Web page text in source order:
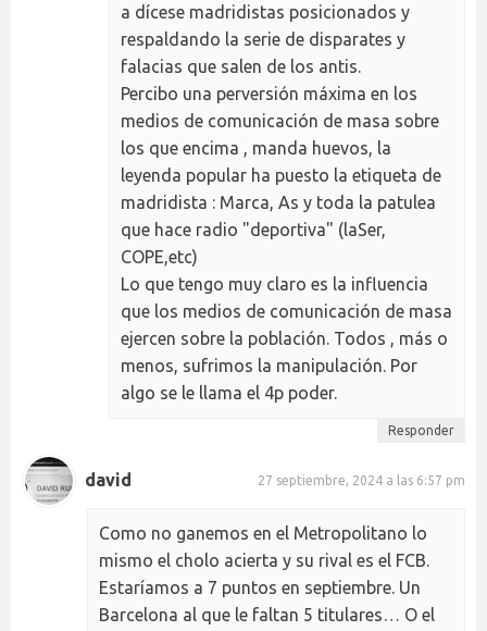
a dícese madridistas posicionados y
respaldando la serie de disparates y
falacias que salen de los antis.
Percibo una perversión máxima en los
medios de comunicación de masa sobre
los que encima , manda huevos, la
leyenda popular ha puesto la etiqueta de
madridista : Marca, As y toda la patulea
que hace radio "deportiva" (laSer,
COPE,etc)
Lo que tengo muy claro es la influencia
que los medios de comunicación de masa
ejercen sobre la población. Todos , más o
menos, sufrimos la manipulación. Por
algo se le llama el 4p poder.
Responder
david 27 septiembre, 2024 a las 6:57 pm
Como no ganemos en el Metropolitano lo
mismo el cholo acierta y su rival es el FCB.
Estaríamos a 7 puntos en septiembre. Un
Barcelona al que le faltan 5 titulares… O el